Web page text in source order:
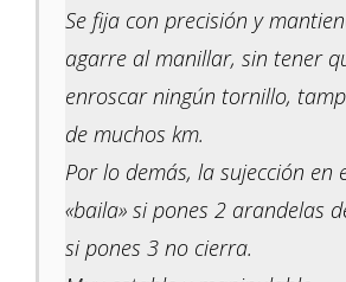
Se fija con precisión y
agarre al manillar, sin tener
enroscar ningún tornillo,
de muchos km.
Por lo demás, la sujección en
«baila» si pones 2 arandelas
si pones 3 no cierra.